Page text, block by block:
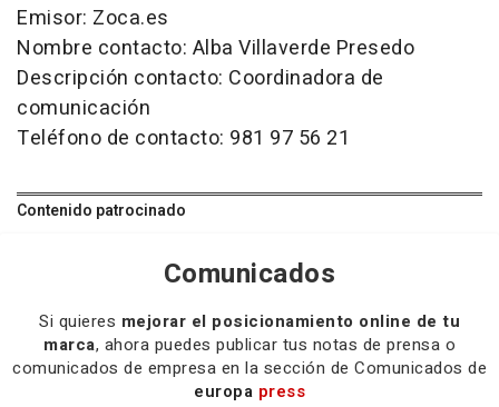
Emisor: Zoca.es
Nombre contacto: Alba Villaverde Presedo
Descripción contacto: Coordinadora de
comunicación
Teléfono de contacto: 981 97 56 21
Contenido patrocinado
Comunicados
Si quieres mejorar el posicionamiento online de tu
marca, ahora puedes publicar tus notas de prensa o
comunicados de empresa en la sección de Comunicados de
europa press